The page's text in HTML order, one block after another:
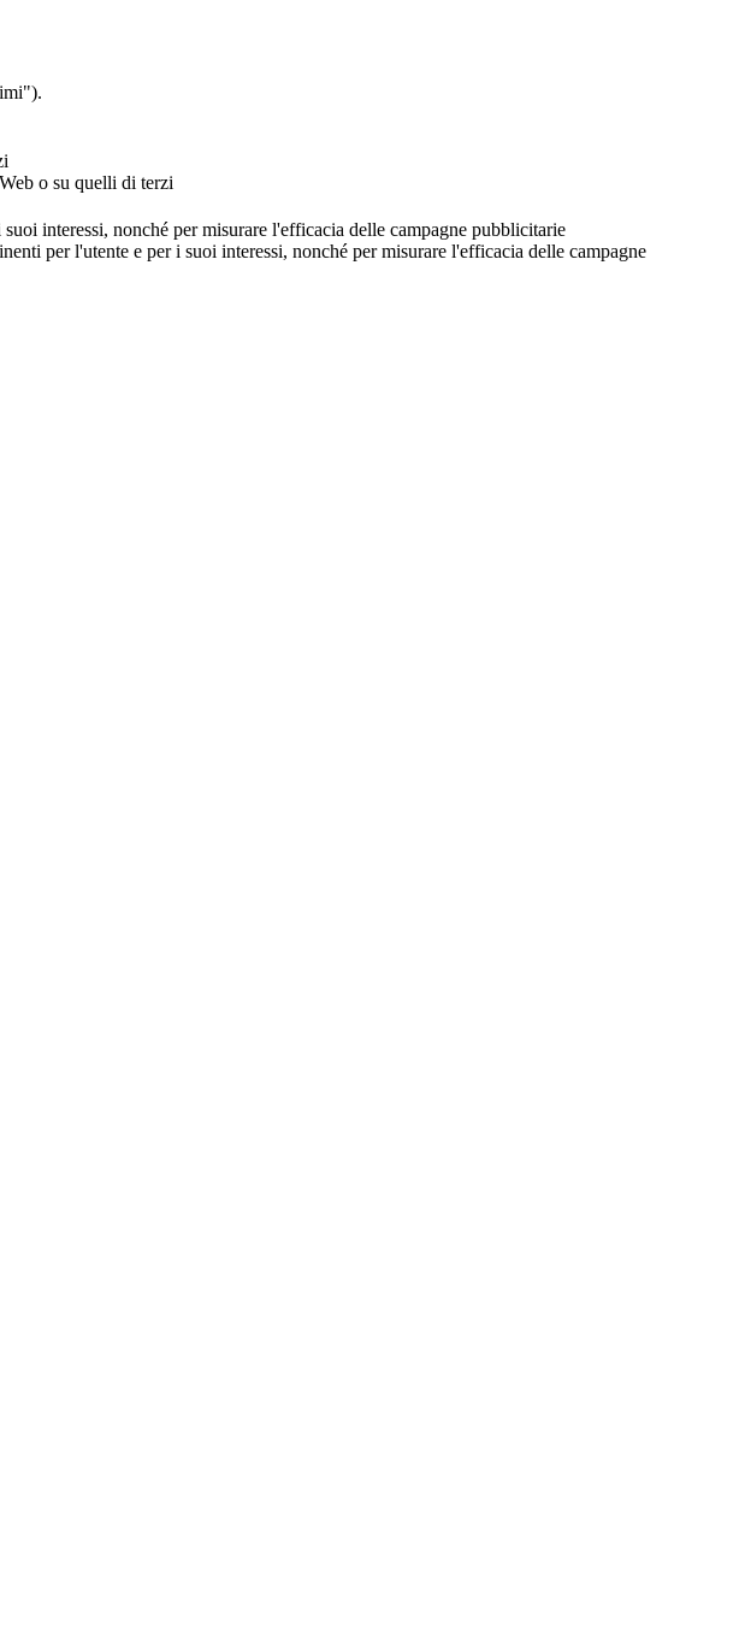
o su quelli di terzi
interessi, nonché per misurare l'efficacia delle campagne pubblicitarie
per l'utente e per i suoi interessi, nonché per misurare l'efficacia delle campagne